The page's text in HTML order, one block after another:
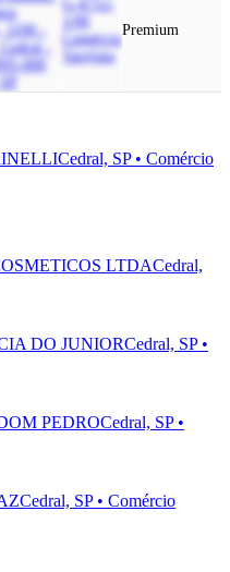
1100 -
-
000
G-4712-
1/00
Comércio
Varejista
Premium
Cedral, SP • Comércio
LTDACedral,
DO JUNIORCedral, SP •
PEDROCedral, SP •
Cedral, SP • Comércio